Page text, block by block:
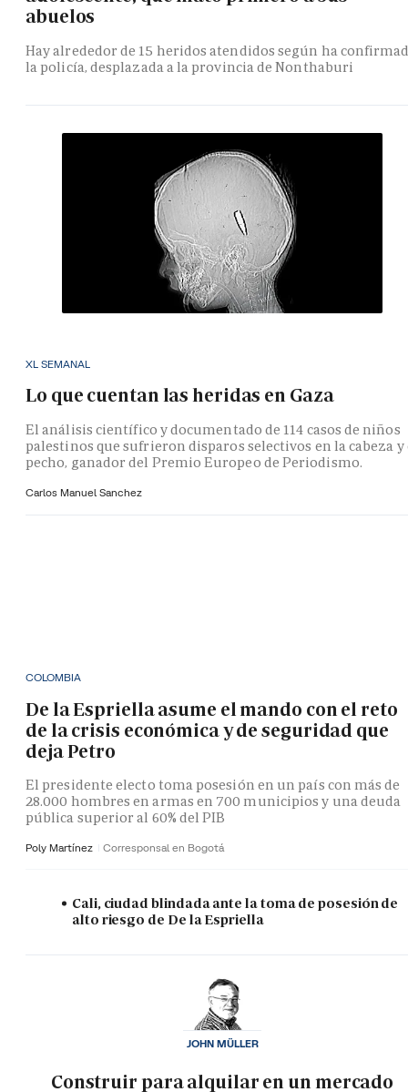
abuelos
Hay alrededor de 15 heridos atendidos según ha
la policía, desplazada a la provincia de Nonthaburi
XL SEMANAL
Lo que cuentan las heridas en Gaza
El análisis científico y documentado de 114 casos de niños
palestinos que sufrieron disparos selectivos en la cabeza y
pecho, ganador del Premio Europeo de Periodismo.
Carlos Manuel Sanchez
COLOMBIA
De la Espriella asume el mando con el reto
de la crisis económica y de seguridad que
deja Petro
El presidente electo toma posesión en un país con más de
28.000 hombres en armas en 700 municipios y una deuda
pública superior al 60% del PIB
Poly Martínez Corresponsal en Bogotá
Cali, ciudad blindada ante la toma de posesión de
alto riesgo de De la Espriella
Construir para alquilar en un mercado
JOHN MÜLLER